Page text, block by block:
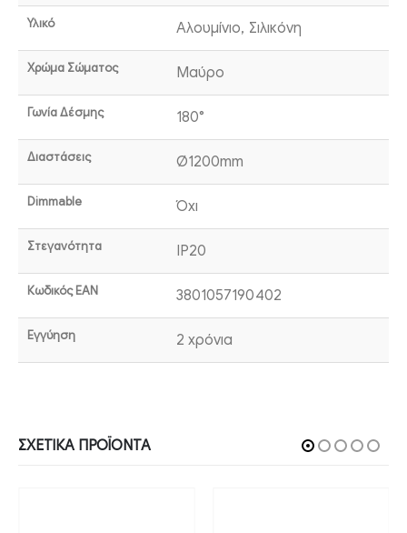
Υλικό Αλουμίνιο, Σιλικόνη
Χρώμα Σώματος Μαύρο
Γωνία Δέσμης 180°
Διαστάσεις Ø1200mm
Dimmable Όχι
Στεγανότητα IP20
Κωδικός EAN 3801057190402
Εγγύηση 2 χρόνια
ΣΧΕΤΙΚΆ ΠΡΟΪΌΝΤΑ